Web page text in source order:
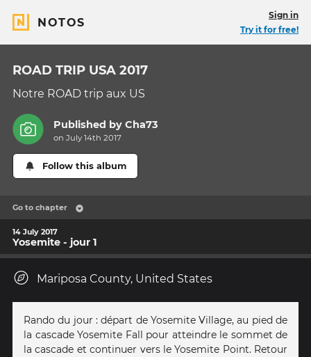
NOTOS
Sign in
Try it for free!
ROAD TRIP USA 2017
Notre ROAD trip aux US
Published byCha73
on July 14th 2017
Follow this album
Go to chapter
14 July 2017
Yosemite - jour 1
Mariposa County, United States
Rando du jour : départ de Yosemite Village, au pied de
la cascade Yosemite Fall pour atteindre le sommet de
la cascade et continuer vers le Yosemite Point. Retour